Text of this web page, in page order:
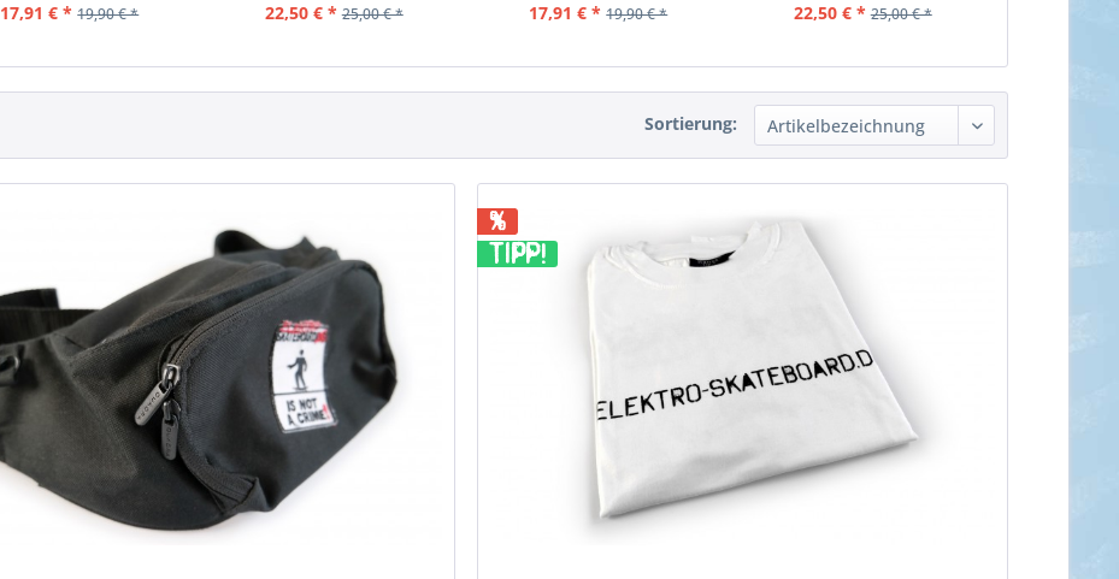
17,91 € * 19,90 € * 22,50 € * 25,00 € * 17,91 € * 19,90 € * 22,50 € * 25,00 € *
Sortierung:
%
TIPP!